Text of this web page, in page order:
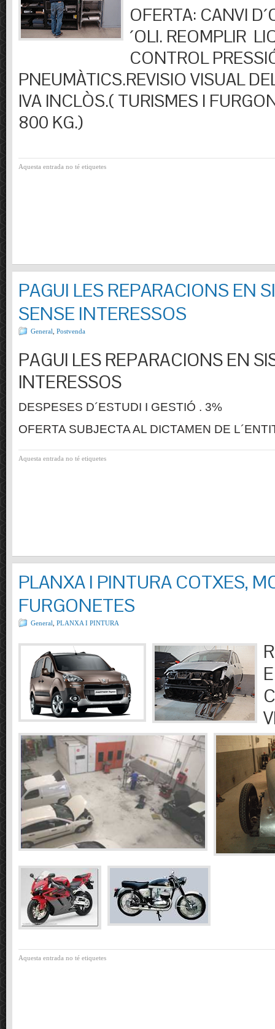
OFERTA: CANVI
´OLI. REOMPLIR
CONTROL
PNEUMÀTICS.REVISIO VISUAL
IVA INCLÒS.( TURISMES I
800 KG.)
Aquesta entrada no té etiquetes
PAGUI LES REPARACIONS EN
SENSE INTERESSOS
General Postvenda
PAGUI LES REPARACIONS EN
INTERESSOS
DESPESES D´ESTUDI I GESTIÓ . 3%
OFERTA SUBJECTA AL DICTAMEN DE
Aquesta entrada no té etiquetes
PLANXA I PINTURA COTXES,
FURGONETES
General PLANXA I PINTURA
Aquesta entrada no té etiquetes